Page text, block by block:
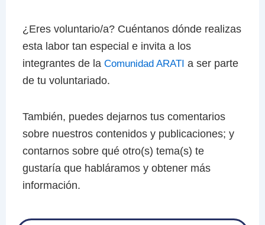
¿Eres voluntario/a? Cuéntanos dónde realizas
esta labor tan especial e invita a los
integrantes de la Comunidad ARATI a ser parte
de tu voluntariado.
También, puedes dejarnos tus comentarios
sobre nuestros contenidos y publicaciones; y
contarnos sobre qué otro(s) tema(s) te
gustaría que habláramos y obtener más
información.